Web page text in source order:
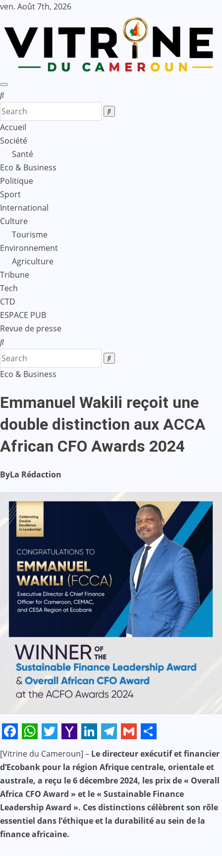
Skip
content
ven. Août 7th, 2026
Accueil
Société
Santé
Eco & Business
Politique
Sport
International
Culture
Tourisme
Environnement
Agriculture
Tribune
Tech
CTD
ESPACE PUB
Revue de presse
Eco & Business
Emmanuel Wakili reçoit une
double distinction aux ACCA
African CFO Awards 2024
ByLa Rédaction
Facebook
WhatsApp
Twitter
Yahoo
Mail
LinkedIn
Telegram
Gmail
Share
[Vitrine du Cameroun] – Le directeur exécutif et financier
d’Ecobank pour la région Afrique centrale, orientale et
australe, a reçu le 6 décembre 2024, les prix de « Overall
Africa CFO Award » et le « Sustainable Finance
Leadership Award ». Ces distinctions célèbrent son rôle
essentiel dans l’éthique et la durabilité au sein de la
finance africaine.